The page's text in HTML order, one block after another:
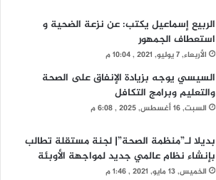
الربيع إسماعيل يكتب: عن نزعة الضحية و
استعطاف الجمهور
الأربعاء, 7 يوليو, 2021 , 10:04 م
السيسي يوجه بزيادة الإنفاق على الصحة
والتعليم وبرامج التكافل
السبت, 16 أغسطس, 2025 , 6:08 م
بديلا لـ”منظمة الصحة”| لجنة مستقلة تطالب
بإنشاء نظام عالمي جديد لمواجهة الأوبئة
الخميس, 13 مايو, 2021 , 1:46 م